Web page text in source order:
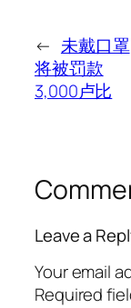
← 未戴口罩
将被罚款
3,000卢比
Leave a
Your email
Required